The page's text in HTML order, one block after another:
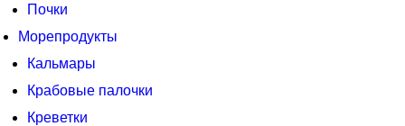
Почки
Морепродукты
Кальмары
Крабовые палочки
Креветки